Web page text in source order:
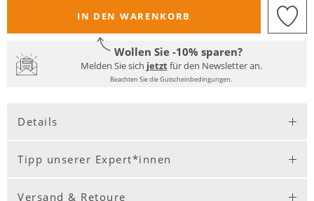
IN DEN WARENKORB
Wollen Sie -10% sparen?
Melden Sie sich jetztfür den Newsletter an.
Beachten Sie die Gutscheinbedingungen.
Details
Tipp unserer Expert*innen
Versand & Retoure